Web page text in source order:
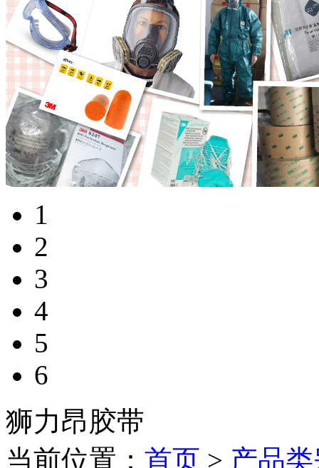
1
2
3
4
5
6
狮力昂胶带
当前位置： 首页 > 产品